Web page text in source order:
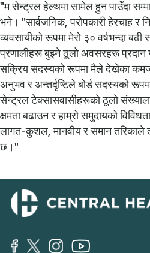
"म सेन्ट्रल हेल्थमा सामेल हुन पाउँदा
भने। "सार्वजनिक, परोपकारी हेरचाह र
व्यवसायीको रूपमा मेरो ३० वर्षभन्दा
प्रणालीहरू बुझ्ने ठूलो अवसरहरू प्रदान
सक्रिय सदस्यको रूपमा मैले देखेका
अनुभव र अन्तर्दृष्टिले बोर्ड सदस्यको
सेन्ट्रल टेक्सासवासीहरूको ठूलो
क्षमता बढाउन र हाम्रो समुदायको
लागत-कुशल, मानवीय र समान तरिकाले
छ।"